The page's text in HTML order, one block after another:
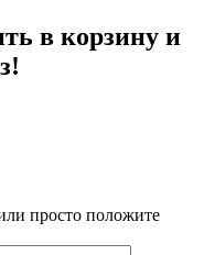
в корзину и
просто положите